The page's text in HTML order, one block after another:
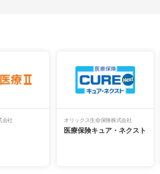
会社 オリックス生命保険株式会社
医療保険キュア・ネクスト